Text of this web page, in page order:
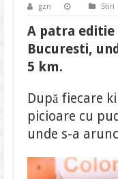
gzn Stiri
A patra editie
Bucuresti,
5 km.
După fiecare
picioare cu
unde s-a